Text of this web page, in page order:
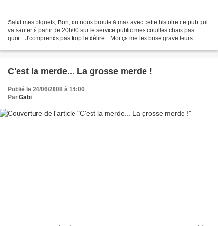
Salut mes biquets, Bon, on nous broute à max avec cette histoire de pub qui
va sauter à partir de 20h00 sur le service public mes couilles chais pas
quoi... J'comprends pas trop le délire... Moi ça me les brise grave leurs
C'est la merde... La grosse merde !
Publié le 24/06/2008 à 14:00
Par Gabi